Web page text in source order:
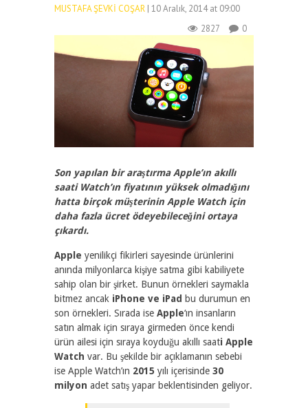
MUSTAFA ŞEVKI COŞAR | 10 Aralık, 2014 at 09:00
2827
0
Son yapılan bir araştırma Apple’ın akıllı
saati Watch’ın fiyatının yüksek olmadığını
hatta birçok müşterinin Apple Watch için
daha fazla ücret ödeyebileceğini ortaya
çıkardı.
Apple yenilikçi fikirleri sayesinde ürünlerini
anında milyonlarca kişiye satma gibi kabiliyete
sahip olan bir şirket. Bunun örnekleri saymakla
bitmez ancak iPhone ve iPad bu durumun en
son örnekleri. Sırada ise Apple‘ın insanların
satın almak için sıraya girmeden önce kendi
ürün ailesi için sıraya koyduğu akıllı saati Apple
Watch var. Bu şekilde bir açıklamanın sebebi
ise Apple Watch’ın 2015 yılı içerisinde 30
milyon adet satış yapar beklentisinden geliyor.